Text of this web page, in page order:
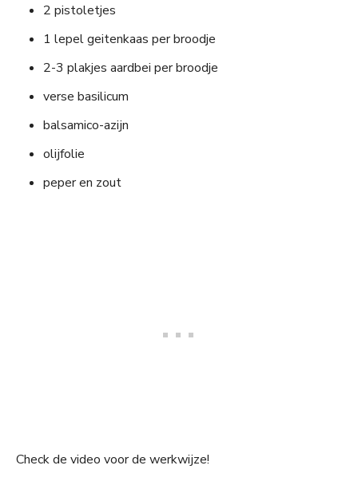
2 pistoletjes
1 lepel geitenkaas per broodje
2-3 plakjes aardbei per broodje
verse basilicum
balsamico-azijn
olijfolie
peper en zout
Check de video voor de werkwijze!